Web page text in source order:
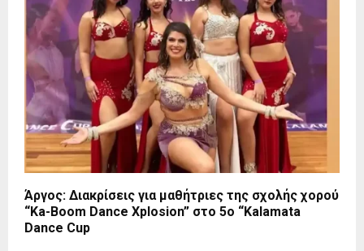
Άργος: Διακρίσεις για μαθήτριες της σχολής χορού
“Ka-Boom Dance Xplosion” στο 5ο “Kalamata
Dance Cup